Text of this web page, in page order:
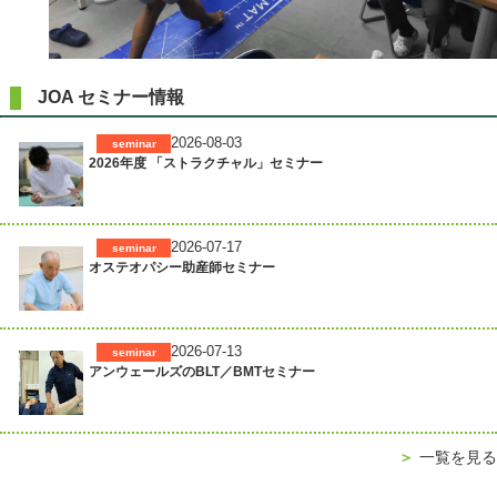
JOA セミナー情報
2026-08-03
seminar
2026年度 「ストラクチャル」セミナー
2026-07-17
seminar
オステオパシー助産師セミナー
2026-07-13
seminar
アンウェールズのBLT／BMTセミナー
＞ 一覧を見る